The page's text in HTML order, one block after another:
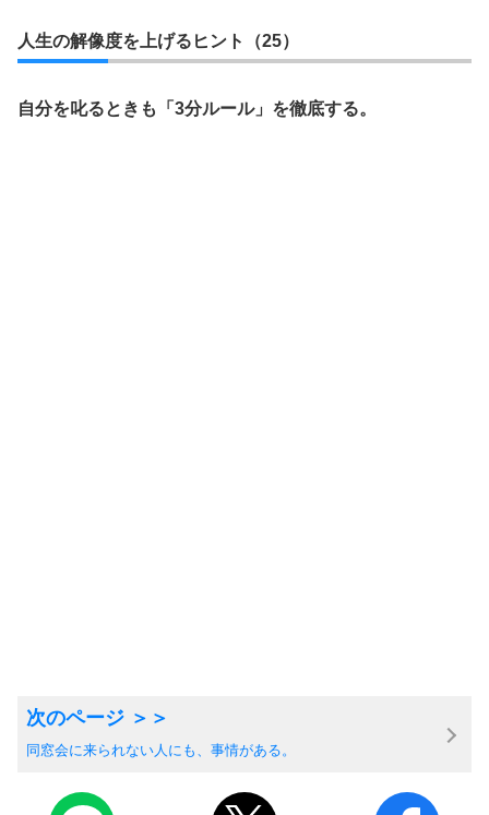
人生の解像度を上げるヒント（25）
自分を叱るときも「3分ルール」を徹底する。
同窓会に来られない人にも、事情がある。